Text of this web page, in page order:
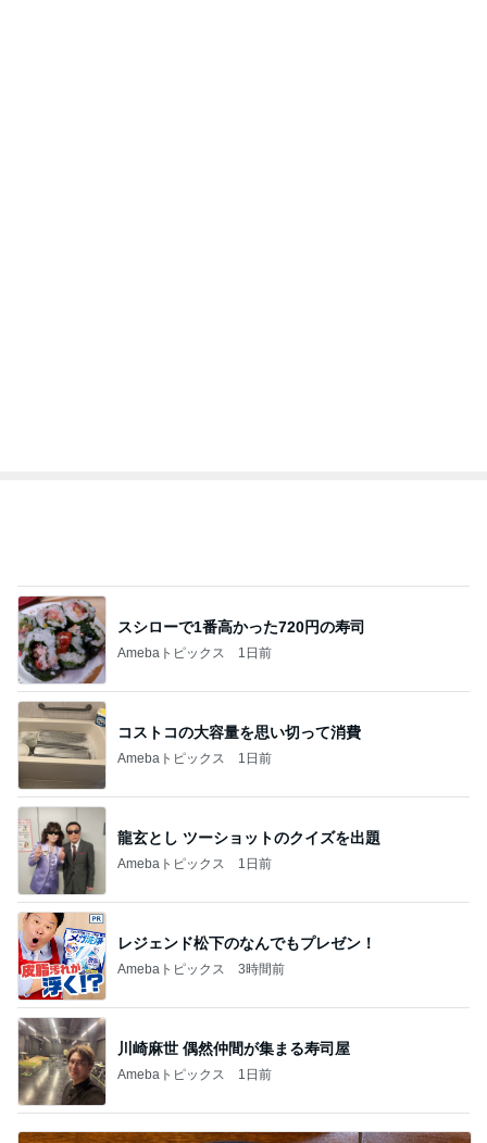
スシローで1番高かった720円の寿司
Amebaトピックス 1日前
コストコの大容量を思い切って消費
Amebaトピックス 1日前
龍玄とし ツーショットのクイズを出題
Amebaトピックス 1日前
レジェンド松下のなんでもプレゼン！
Amebaトピックス 3時間前
川崎麻世 偶然仲間が集まる寿司屋
Amebaトピックス 1日前